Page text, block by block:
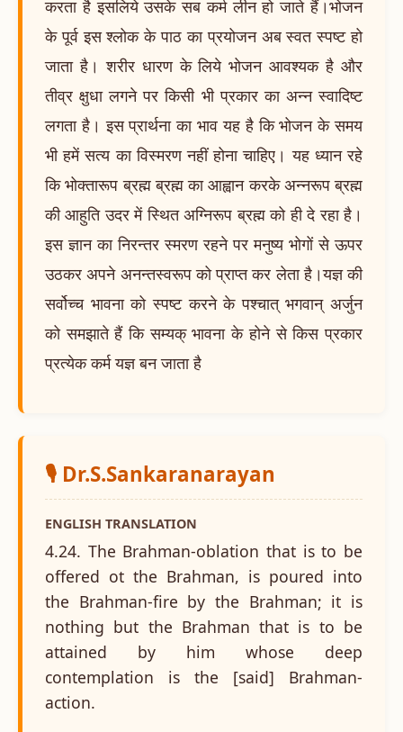
करता है इसलिये उसके सब कर्म लीन हो जाते हैं।भोजन
के पूर्व इस श्लोक के पाठ का प्रयोजन अब स्वत स्पष्ट हो
जाता है। शरीर धारण के लिये भोजन आवश्यक है और
तीव्र क्षुधा लगने पर किसी भी प्रकार का अन्न स्वादिष्ट
लगता है। इस प्रार्थना का भाव यह है कि भोजन के समय
भी हमें सत्य का विस्मरण नहीं होना चाहिए। यह ध्यान रहे
कि भोक्तारूप ब्रह्म ब्रह्म का आह्वान करके अन्नरूप ब्रह्म
की आहुति उदर में स्थित अग्निरूप ब्रह्म को ही दे रहा है।
इस ज्ञान का निरन्तर स्मरण रहने पर मनुष्य भोगों से ऊपर
उठकर अपने अनन्तस्वरूप को प्राप्त कर लेता है।यज्ञ की
सर्वोच्च भावना को स्पष्ट करने के पश्चात् भगवान् अर्जुन
को समझाते हैं कि सम्यक् भावना के होने से किस प्रकार
प्रत्येक कर्म यज्ञ बन जाता है
🎙️ Dr.S.Sankaranarayan
ENGLISH TRANSLATION
4.24. The Brahman-oblation that is to be
offered ot the Brahman, is poured into
the Brahman-fire by the Brahman; it is
nothing but the Brahman that is to be
attained by him whose deep
contemplation is the [said] Brahman-
action.